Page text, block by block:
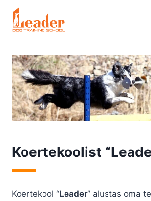
content
Koertekoolist
Koertekool “Leader” alustas oma